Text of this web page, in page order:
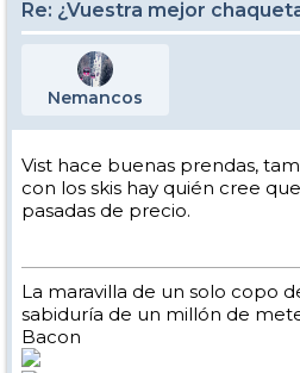
Re: ¿Vuestra mejor
Nemancos
Vist hace buenas prendas,
con los skis hay quién cree
pasadas de precio.
La maravilla de un solo copo
sabiduría de un millón de
Bacon